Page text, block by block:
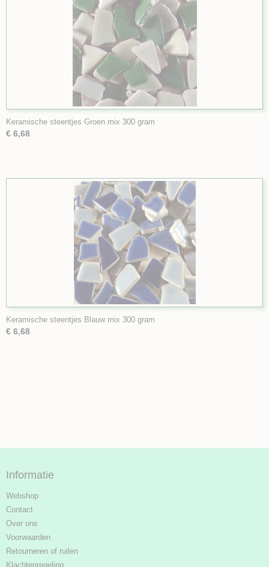
Keramische steentjes Groen mix 300 gram
€ 6,68
Keramische steentjes Blauw mix 300 gram
€ 6,68
Informatie
Webshop
Contact
Over ons
Voorwaarden
Retourneren of ruilen
Klachtenregeling